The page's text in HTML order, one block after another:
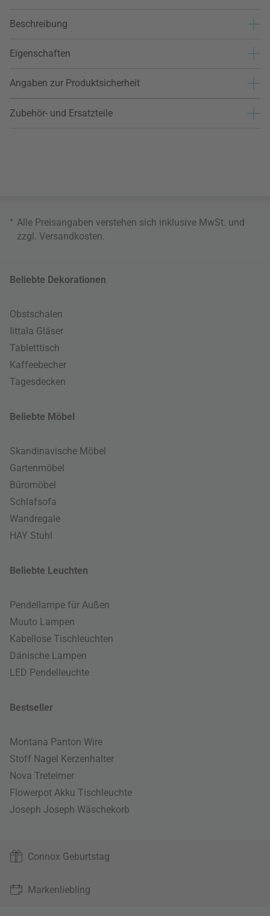
Beschreibung
Eigenschaften
Angaben zur Produktsicherheit
Zubehör- und Ersatzteile
* Alle Preisangaben verstehen sich inklusive MwSt. und
zzgl. Versandkosten
Beliebte Dekorationen
Obstschalen
Iittala Gläser
Tabletttisch
Kaffeebecher
Tagesdecken
Beliebte Möbel
Skandinavische Möbel
Gartenmöbel
Büromöbel
Schlafsofa
Wandregale
HAY Stuhl
Beliebte Leuchten
Pendellampe für Außen
Muuto Lampen
Kabellose Tischleuchten
Dänische Lampen
LED Pendelleuchte
Bestseller
Montana Panton Wire
Stoff Nagel Kerzenhalter
Nova Treteimer
Flowerpot Akku Tischleuchte
Joseph Joseph Wäschekorb
Connox Geburtstag
Markenliebling